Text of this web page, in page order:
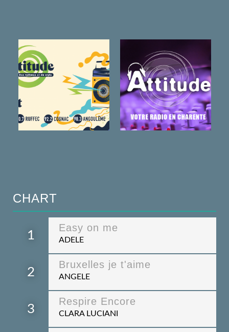
CHART
1
Easy on me
ADELE
2
Bruxelles je t'aime
ANGELE
3
Respire Encore
CLARA LUCIANI